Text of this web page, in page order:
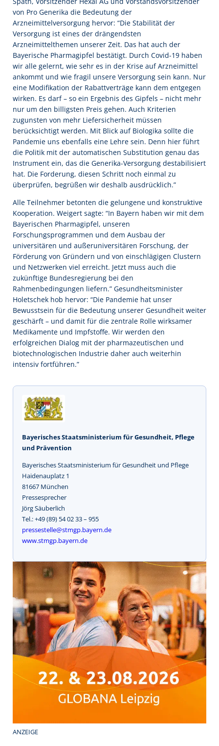
von Pro Generika die Bedeutung der
Arzneimittelversorgung hervor: “Die Stabilität der
Versorgung ist eines der drängendsten
Arzneimittelthemen unserer Zeit. Das hat auch der
Bayerische Pharmagipfel bestätigt. Durch Covid-19 haben
wir alle gelernt, wie sehr es in der Krise auf Arzneimittel
ankommt und wie fragil unsere Versorgung sein kann. Nur
eine Modifikation der Rabattverträge kann dem entgegen
wirken. Es darf – so ein Ergebnis des Gipfels – nicht mehr
nur um den billigsten Preis gehen. Auch Kriterien
zugunsten von mehr Liefersicherheit müssen
berücksichtigt werden. Mit Blick auf Biologika sollte die
Pandemie uns ebenfalls eine Lehre sein. Denn hier führt
die Politik mit der automatischen Substitution genau das
Instrument ein, das die Generika-Versorgung destabilisiert
hat. Die Forderung, diesen Schritt noch einmal zu
überprüfen, begrüßen wir deshalb ausdrücklich.”
Alle Teilnehmer betonten die gelungene und konstruktive
Kooperation. Weigert sagte: “In Bayern haben wir mit dem
Bayerischen Pharmagipfel, unseren
Forschungsprogrammen und dem Ausbau der
universitären und außeruniversitären Forschung, der
Förderung von Gründern und von einschlägigen Clustern
und Netzwerken viel erreicht. Jetzt muss auch die
zukünftige Bundesregierung bei den
Rahmenbedingungen liefern.” Gesundheitsminister
Holetschek hob hervor: “Die Pandemie hat unser
Bewusstsein für die Bedeutung unserer Gesundheit weiter
geschärft – und damit für die zentrale Rolle wirksamer
Medikamente und Impfstoffe. Wir werden den
erfolgreichen Dialog mit der pharmazeutischen und
biotechnologischen Industrie daher auch weiterhin
intensiv fortführen.”
Bayerisches Staatsministerium für Gesundheit, Pflege
und Prävention
Bayerisches Staatsministerium für Gesundheit und Pflege
Haidenauplatz 1
81667 München
Pressesprecher
Jörg Säuberlich
Tel.: +49 (89) 54 02 33 – 955
pressestelle@stmgp.bayern.de
www.stmgp.bayern.de
ANZEIGE